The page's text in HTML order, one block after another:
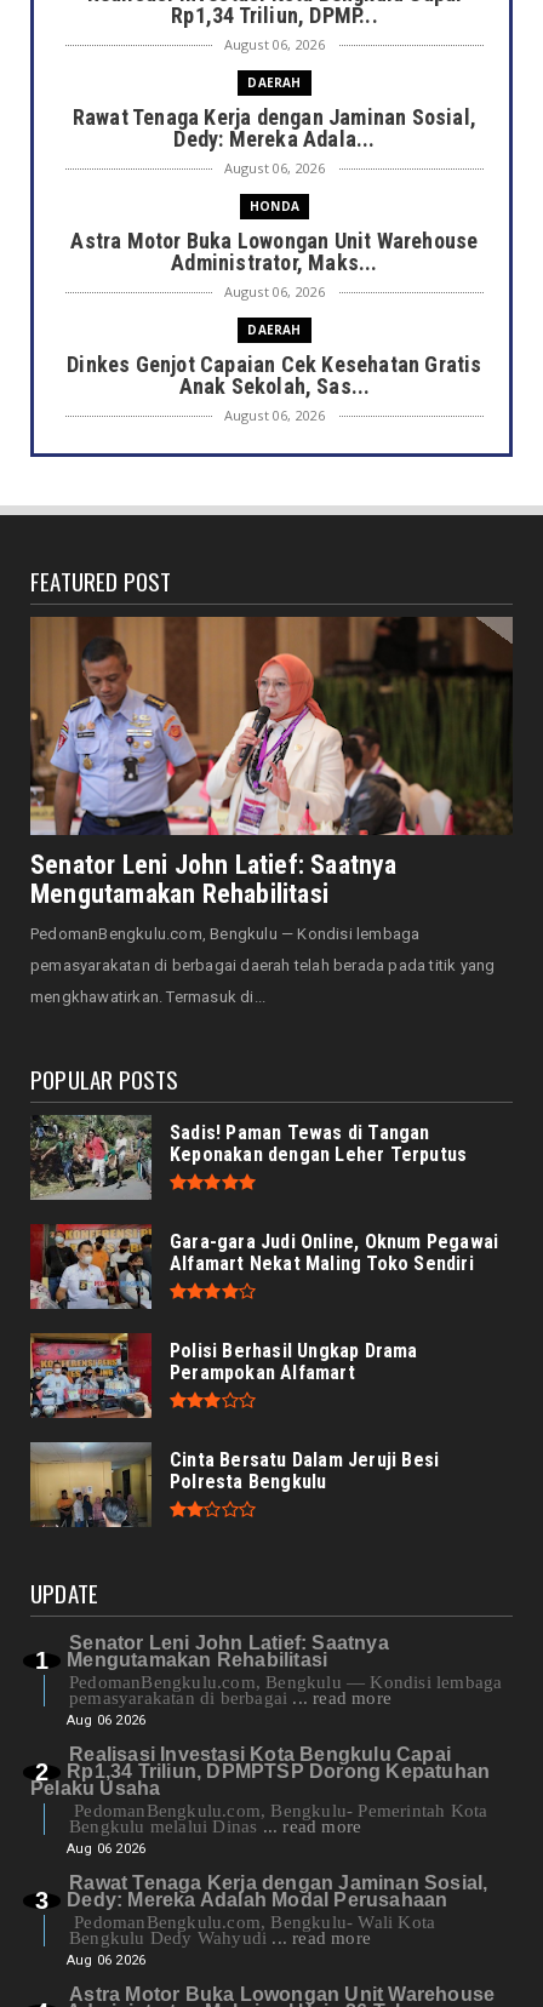
Rp1,34 Triliun, DPMP...
August 06, 2026
DAERAH
Rawat Tenaga Kerja dengan Jaminan Sosial,
Dedy: Mereka Adala...
August 06, 2026
HONDA
Astra Motor Buka Lowongan Unit Warehouse
Administrator, Maks...
August 06, 2026
DAERAH
Dinkes Genjot Capaian Cek Kesehatan Gratis
Anak Sekolah, Sas...
August 06, 2026
DAERAH
Dedy Tinjau Cek Keseh...
Lebih Pasti dengan Kampas Rem Asli Honda,
Pengereman Maksima...
August 06, 2026
HOTEL MERCURE
Mercure Bengkulu Hadirkan Staycation
Ramah Keluarga, Tamu Da...
August 05, 2026
EKONOMI
Hotel Santika Bengkulu Hadirkan Promo HUT
ke-81 RI, Kamar Mu...
NASIONAL
Menjadi Tuan Rumah Sidang Tahunan MPR RI
dan Sidang Bersama...
FEATURED POST
Senator Leni John Latief: Saatnya
Mengutamakan Rehabilitasi
PedomanBengkulu.com, Bengkulu — Kondisi lembaga
pemasyarakatan di berbagai daerah telah berada pada titik yang
mengkhawatirkan. Termasuk di...
POPULAR POSTS
Sadis! Paman Tewas di Tangan
Keponakan dengan Leher Terputus
Gara-gara Judi Online, Oknum Pegawai
Alfamart Nekat Maling Toko Sendiri
Polisi Berhasil Ungkap Drama
Perampokan Alfamart
Cinta Bersatu Dalam Jeruji Besi
Polresta Bengkulu
UPDATE
Senator Leni John Latief: Saatnya
Mengutamakan Rehabilitasi
PedomanBengkulu.com, Bengkulu — Kondisi lembaga
pemasyarakatan di berbagai ... read more
Aug 06 2026
Realisasi Investasi Kota Bengkulu Capai
Rp1,34 Triliun, DPMPTSP Dorong Kepatuhan
Pelaku Usaha
PedomanBengkulu.com, Bengkulu- Pemerintah Kota
Bengkulu melalui Dinas ... read more
Aug 06 2026
Rawat Tenaga Kerja dengan Jaminan Sosial,
Dedy: Mereka Adalah Modal Perusahaan
PedomanBengkulu.com, Bengkulu- Wali Kota
Bengkulu Dedy Wahyudi ... read more
Aug 06 2026
Astra Motor Buka Lowongan Unit Warehouse